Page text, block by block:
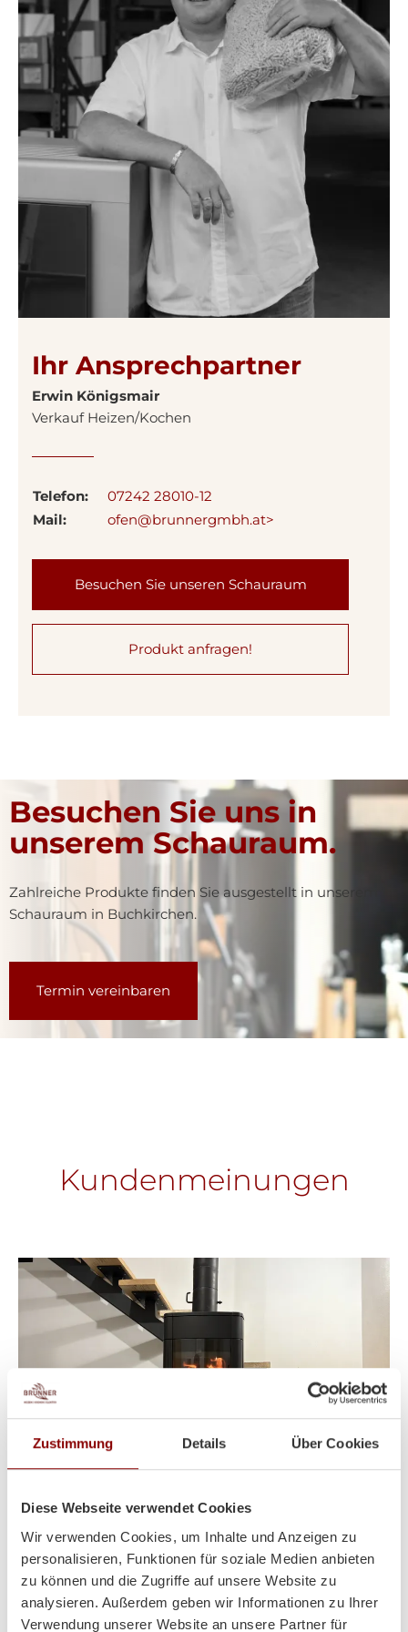
Zustimmung Details Über Cookies
Diese Webseite verwendet Cookies
Wir verwenden Cookies, um Inhalte und Anzeigen zu
personalisieren, Funktionen für soziale Medien anbieten
zu können und die Zugriffe auf unsere Website zu
analysieren. Außerdem geben wir Informationen zu Ihrer
Verwendung unserer Website an unsere Partner für
Ihr Ansprechpartner
Erwin Königsmair
Verkauf Heizen/Kochen
Telefon:
07242 28010-12
Mail:
ofen@brunnergmbh.at>
Besuchen Sie unseren Schauraum
Produkt anfragen!
Besuchen Sie uns in
unserem Schauraum.
Zahlreiche Produkte finden Sie ausgestellt in unserem
Schauraum in Buchkirchen.
Termin vereinbaren
Kundenmeinungen
Heizt super und sieht auch
noch toll dabei aus!